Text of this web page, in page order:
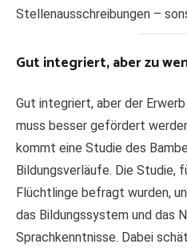
Stellenausschreibungen –
Gut integriert, aber zu
Gut integriert, aber der
muss besser gefördert
kommt eine Studie des
Bildungsverläufe. Die Studie,
Flüchtlinge befragt wurden,
das Bildungssystem und das
Sprachkenntnisse. Dabei